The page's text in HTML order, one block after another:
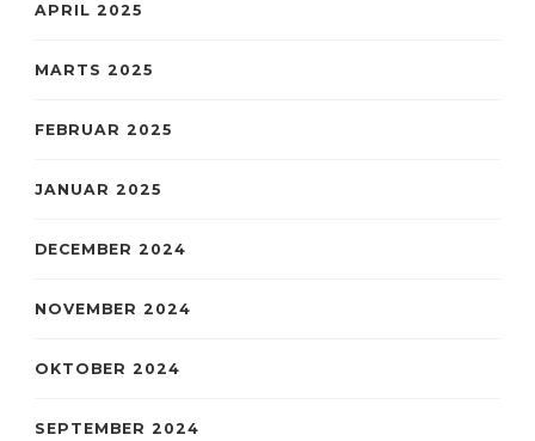
APRIL 2025
MARTS 2025
FEBRUAR 2025
JANUAR 2025
DECEMBER 2024
NOVEMBER 2024
OKTOBER 2024
SEPTEMBER 2024